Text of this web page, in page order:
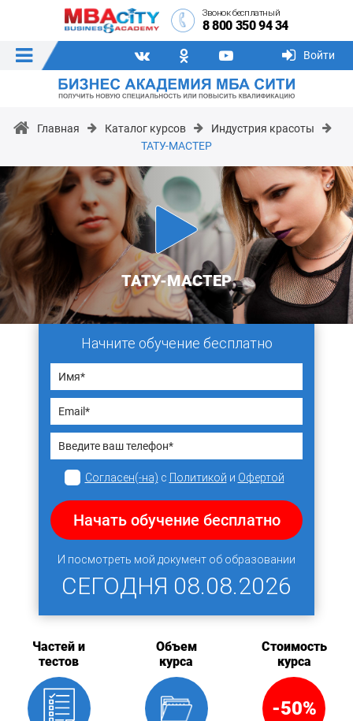
Звонок бесплатный
8 800 350 94 34
Войти
Главная Каталог курсов
Индустрия красоты
ТАТУ-МАСТЕР
ТАТУ-МАСТЕР
Начните обучение бесплатно
Согласен(-на) с Политикой и Офертой
Начать обучение бесплатно
И посмотреть мой документ об образовании
СЕГОДНЯ 08.08.2026
Частей и
тестов
Объем
курса
Стоимость
курса
-50%